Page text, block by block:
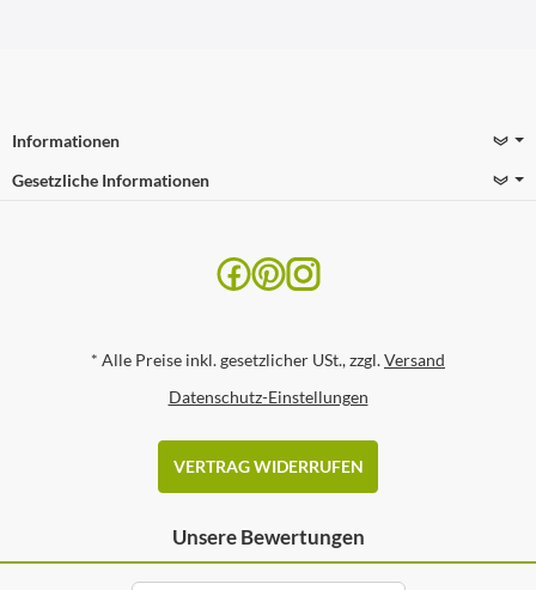
Informationen
Gesetzliche Informationen
* Alle Preise inkl. gesetzlicher USt., zzgl.Versand
Datenschutz-Einstellungen
VERTRAG WIDERRUFEN
Unsere Bewertungen